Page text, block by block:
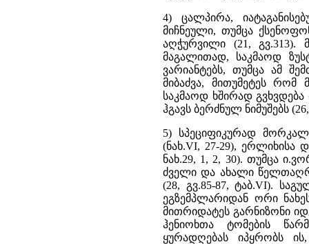
4) ცალპირა,
მიჩნეული, თუმცა
აღჭურვილი (21, გვ.313).
მაგალითად, საკმაოდ
ვარიანტებს, თუმცა ამ
მიბაძვა, მითუმეტეს
საკმაოდ ხშირად
ჰგავს ბერძნულ ნიმუშებს
5) სპეციფიკურად
(ნახ.VI, 27-29), ერლიხისა
ნახ.29, 1, 2, 30). თუმცა
ძველი და ახალი
(28, გვ.85-87, ტაბ.VI).
ეგზემპლარიდან ორი
მითრიდატეს გარნიზონი
ჰენიოხთა ტომების
ყურადღებას იპყრობს